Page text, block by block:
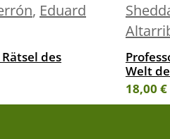
, Eduard
des
Welt
18,00 €